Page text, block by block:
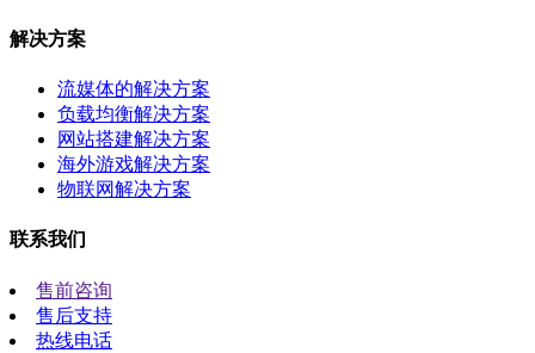
解决方案
流媒体的解决方案
负载均衡解决方案
网站搭建解决方案
海外游戏解决方案
物联网解决方案
联系我们
售前咨询
售后支持
热线电话